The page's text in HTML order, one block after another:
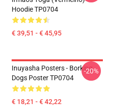
Hoodie TP0704
€ 39,51 - € 45,95
Inuyasha Posters - Borking
Dogs Poster TP0704
€ 18,21 - € 42,22
-20%